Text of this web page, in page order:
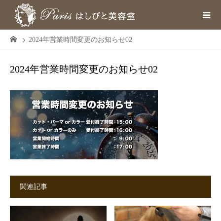
2024年営業時間変更のお知らせ02
2024年営業時間変更のお知らせ02
関連記事